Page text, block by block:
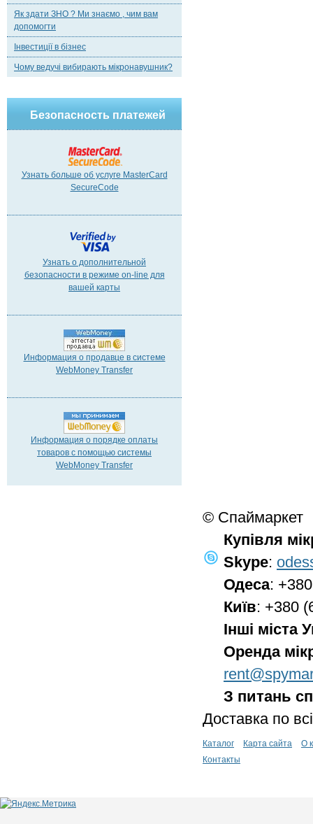
Як здати ЗНО ? Ми знаємо , чим вам
допомогти
Інвестиції в бізнес
Чому ведучі вибирають мікронавушник?
Безопасность платежей
Узнать больше об услуге MasterCard
SecureCode
Узнать о дополнительной
безопасности в режиме on-line для
вашей карты
Информация о продавце в системе
WebMoney Transfer
Информация о порядке оплаты
товаров с помощью системы
WebMoney Transfer
© Спаймаркет
Купівля
Skype:
Одеса:
Київ: +380
Інші міста
Оренда
З питань
Доставка по
Каталог Карта сайта
О
Контакты